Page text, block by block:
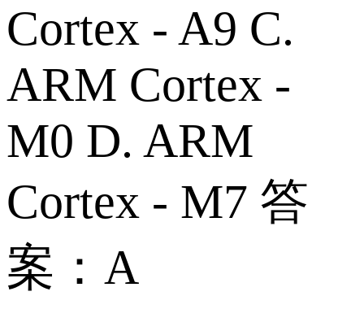
Cortex - A9 C.
ARM Cortex -
M0 D. ARM
Cortex - M7 答
案：A